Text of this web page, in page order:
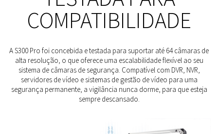
COMPATIBILIDADE
A S300 Pro foi concebida e testada para suportar até 64 câmaras de
alta resolução, o que oferece uma escalabilidade flexível ao seu
sistema de câmaras de segurança. Compatível com DVR, NVR,
servidores de vídeo e sistemas de gestão de vídeo para uma
segurança permanente, a vigilância nunca dorme, para que esteja
sempre descansado.